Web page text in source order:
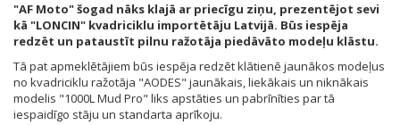
"AF Moto" šogad nāks klajā ar priecīgu ziņu, prezentējot sevi
kā "LONCIN" kvadriciklu importētāju Latvijā. Būs iespēja
redzēt un pataustīt pilnu ražotāja piedāvāto modeļu klāstu.
Tā pat apmeklētājiem būs iespēja redzēt klātienē jaunākos modeļus
no kvadriciklu ražotāja "AODES" jaunākais, liekākais un niknākais
modelis "1000L Mud Pro" liks apstāties un pabrīnīties par tā
iespaidīgo stāju un standarta aprīkoju.